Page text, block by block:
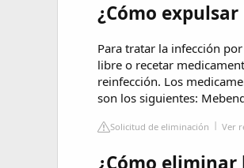
¿Cómo
Para tratar la infección
libre o recetar
reinfección. Los
son los siguientes:
Solicitud de eliminación Ver
¿Cómo eliminar